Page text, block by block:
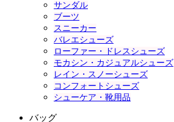
サンダル
ブーツ
スニーカー
バレエシューズ
ローファー・ドレスシューズ
モカシン・カジュアルシューズ
レイン・スノーシューズ
コンフォートシューズ
シューケア・靴用品
バッグ